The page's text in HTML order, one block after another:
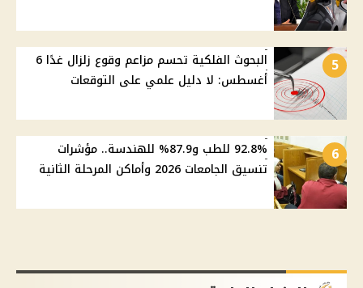
5
البحوث الفلكية تحسم مزاعم وقوع زلزال غدًا 6
أغسطس: لا دليل علمي على التوقعات
6
92.8% للطب و87.9% للهندسة.. مؤشرات
تنسيق الجامعات 2026 وأماكن المرحلة الثانية